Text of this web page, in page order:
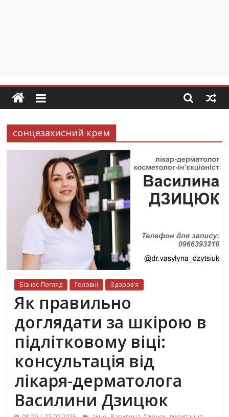
сонцезахисний крем
Бізнес-Погляд Головні Здоров'я
Як правильно
доглядати за шкірою в
підлітковому віці:
консультація від
лікаря-дерматолога
Василини Дзицюк